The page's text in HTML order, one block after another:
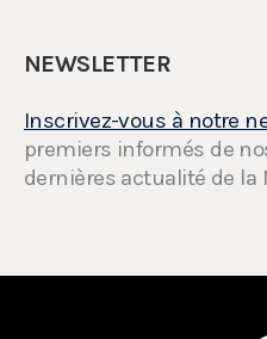
NEWSLETTER
Inscrivez-vous à notre
premiers informés de
dernières actualité de la